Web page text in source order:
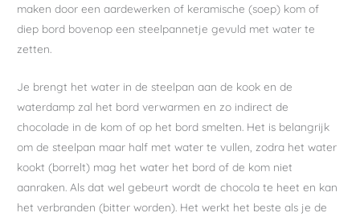
maken door een aardewerken of keramische (soep) kom of
diep bord bovenop een steelpannetje gevuld met water te
zetten.
Je brengt het water in de steelpan aan de kook en de
waterdamp zal het bord verwarmen en zo indirect de
chocolade in de kom of op het bord smelten. Het is belangrijk
om de steelpan maar half met water te vullen, zodra het water
kookt (borrelt) mag het water het bord of de kom niet
aanraken. Als dat wel gebeurt wordt de chocola te heet en kan
het verbranden (bitter worden). Het werkt het beste als je de